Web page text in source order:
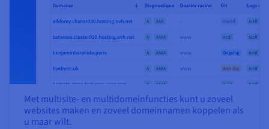
Met multisite- en multidomeinfuncties kunt u zoveel
websites maken en zoveel domeinnamen koppelen als
u maar wilt.